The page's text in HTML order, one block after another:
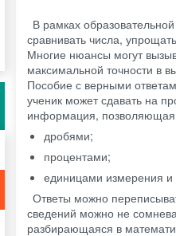
В рамках
сравнивать числа,
Многие нюансы могут
максимальной точности в
Пособие с верными
ученик может сдавать на
информация, позволяющая
дробями;
процентами;
единицами измерения и
Ответы можно
сведений можно не
разбирающаяся в